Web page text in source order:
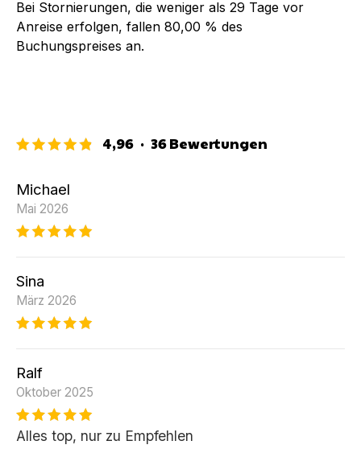
Bei Stornierungen, die weniger als 29 Tage vor
Anreise erfolgen, fallen 80,00 % des
Buchungspreises an.
4,96 · 36Bewertungen
Michael
Mai 2026
Sina
März 2026
Ralf
Oktober 2025
Alles top, nur zu Empfehlen